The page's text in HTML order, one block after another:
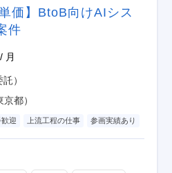
価】BtoB向けAIシス
件
月
）
都）
迎 上流工程の仕事 参画実績あり